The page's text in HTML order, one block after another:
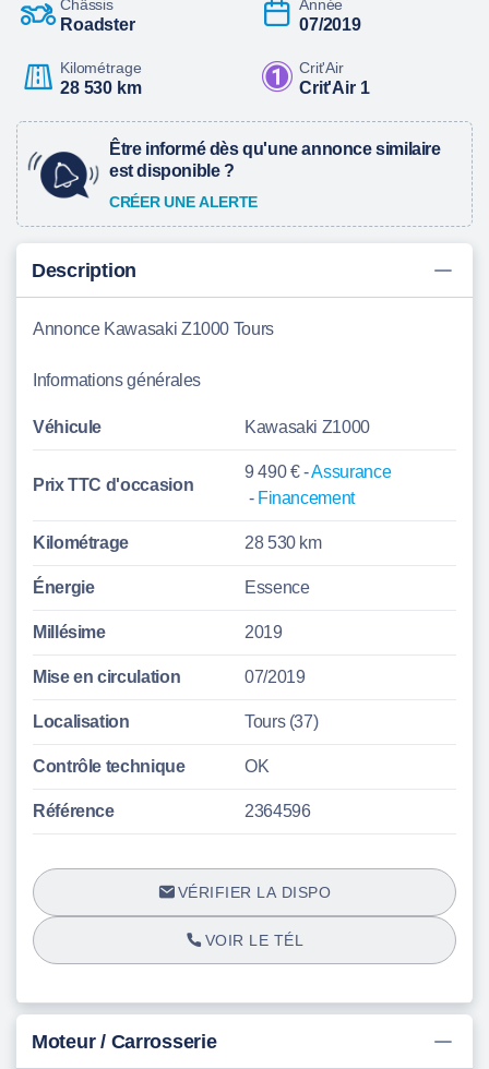
Châssis
Roadster
Année
07/2019
Kilométrage
28 530 km
Crit'Air
Crit'Air 1
Être informé dès qu'une annonce similaire
est disponible ?
CRÉER UNE ALERTE
Description
Annonce Kawasaki Z1000 Tours
Informations générales
Véhicule Kawasaki Z1000
Prix TTC d'occasion
9 490 € -Assurance
- Financement
Kilométrage 28 530 km
Énergie Essence
Millésime 2019
Mise en circulation 07/2019
Localisation Tours (37)
Contrôle technique OK
Référence 2364596
VÉRIFIER LA DISPO
VOIR LE TÉL
Moteur / Carrosserie